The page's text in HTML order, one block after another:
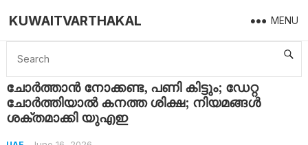
KUWAITVARTHAKAL MENU
Home UAE ചോർത്താൻ നോക്കണ്ട, പണി കിട്ടും; ഡേറ്റ ചോർത്തിയാൽ കനത്ത ശിക്ഷ; നിയമങ്ങൾ ശക്തമാക്കി യുഎഇ
ചോർത്താൻ നോക്കണ്ട, പണി കിട്ടും; ഡേറ്റ
ചോർത്തിയാൽ കനത്ത ശിക്ഷ; നിയമങ്ങൾ
ശക്തമാക്കി യുഎഇ